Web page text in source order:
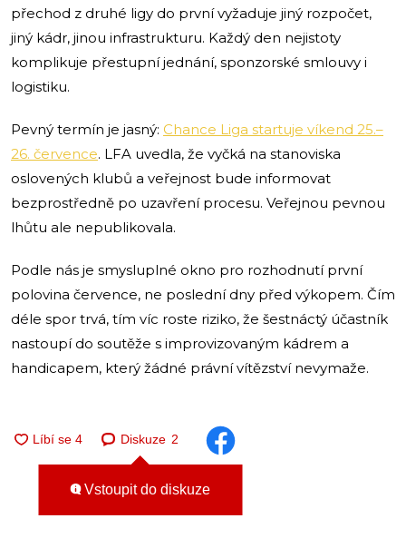
přechod z druhé ligy do první vyžaduje jiný rozpočet,
jiný kádr, jinou infrastrukturu. Každý den nejistoty
komplikuje přestupní jednání, sponzorské smlouvy i
logistiku.
Pevný termín je jasný: Chance Liga startuje víkend 25.–
26. července. LFA uvedla, že vyčká na stanoviska
oslovených klubů a veřejnost bude informovat
bezprostředně po uzavření procesu. Veřejnou pevnou
lhůtu ale nepublikovala.
Podle nás je smysluplné okno pro rozhodnutí první
polovina července, ne poslední dny před výkopem. Čím
déle spor trvá, tím víc roste riziko, že šestnáctý účastník
nastoupí do soutěže s improvizovaným kádrem a
handicapem, který žádné právní vítězství nevymaže.
Diskuze 2
Vstoupit do diskuze